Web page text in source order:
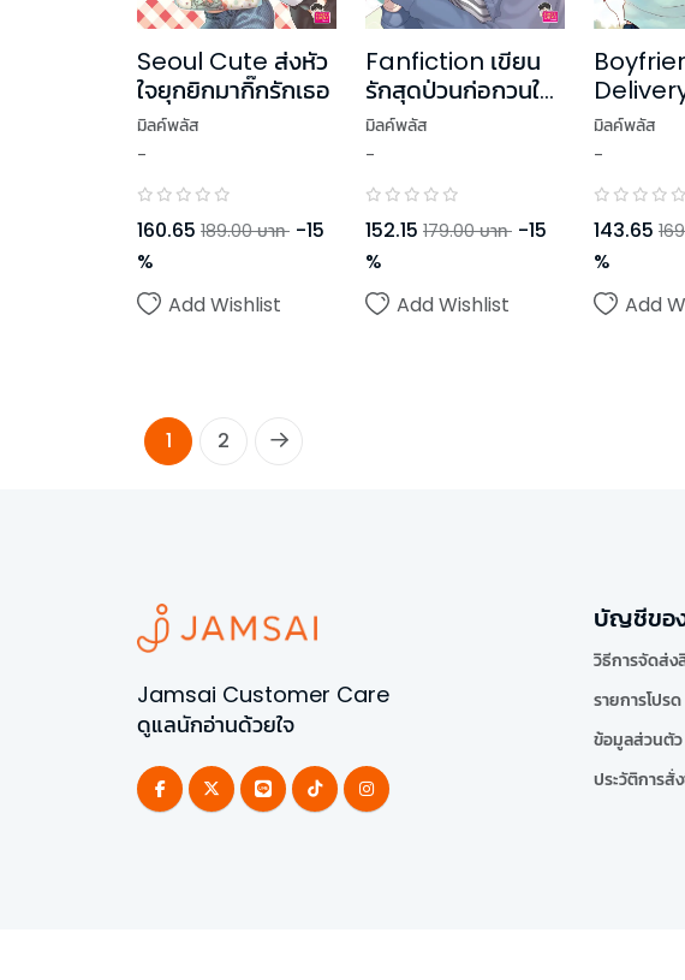
Seoul Cute ส่งหัว
ใจยุกยิกมากิ๊กรักเธอ
มิลค์พลัส
-
160.65 189.00 บาท -15
%
Add Wishlist
Fanfiction เขียน
รักสุดป่วนก่อกวนใจ
เธอ
มิลค์พลัส
-
152.15 179.00 บาท -15
%
Add Wishlist
เลิฟ เสิร์
มิลค์พลัส
-
143.65
%
Add
1 2
Jamsai Customer Care
ดูแลนักอ่านด้วยใจ
บัญชีขอ
วิธีการจัดส่ง
รายการโปรด
ข้อมูลส่วนตัว
ประวัติการสั่